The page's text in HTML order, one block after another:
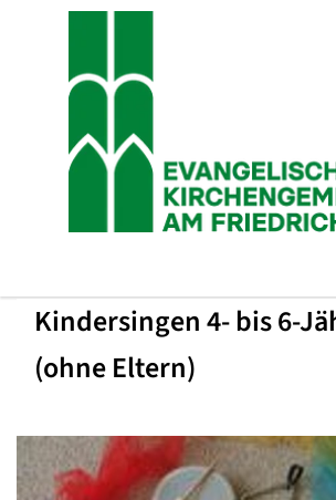
Kindersingen 4- bis 6-
(ohne Eltern)